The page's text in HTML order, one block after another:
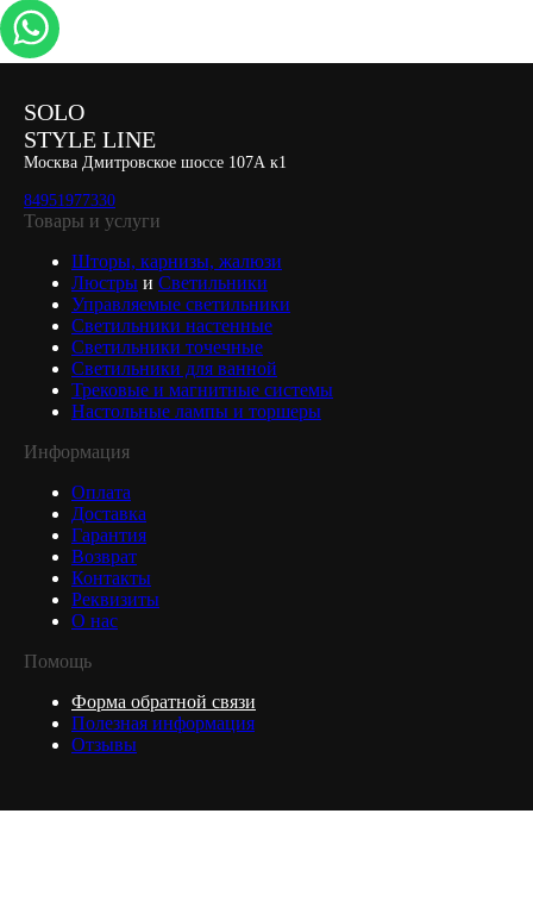
SOLO
STYLE LINE
Москва Дмитровское шоссе 107А к1
84951977330
Товары и услуги
Шторы, карнизы, жалюзи
Люстры и Светильники
Управляемые светильники
Светильники настенные
Светильники точечные
Светильники для ванной
Трековые и магнитные системы
Настольные лампы и торшеры
Информация
Оплата
Доставка
Гарантия
Возврат
Контакты
Реквизиты
О нас
Помощь
Форма обратной связи
Полезная информация
Отзывы